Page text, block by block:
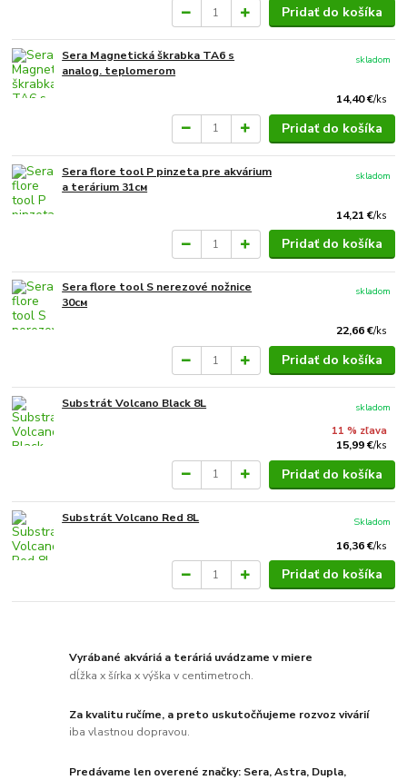
Pridať do košíka
Sera Magnetická škrabka TA6 s
analog. teplomerom
14,40 €/ks
skladom
Pridať do košíka
Sera flore tool P pinzeta pre akvárium
a terárium 31см
14,21 €/ks
skladom
Pridať do košíka
Sera flore tool S nerezové nožnice
30см
22,66 €/ks
skladom
Pridať do košíka
Substrát Volcano Black 8L
11 % zľava
15,99 €/ks
skladom
Pridať do košíka
Substrát Volcano Red 8L
16,36 €/ks
Skladom
Pridať do košíka
Vyrábané akváriá a teráriá uvádzame v miere
dĺžka x šírka x výška v centimetroch.
Za kvalitu ručíme, a preto uskutočňujeme rozvoz vivárií
iba vlastnou dopravou.
Predávame len overené značky: Sera, Astra, Dupla,